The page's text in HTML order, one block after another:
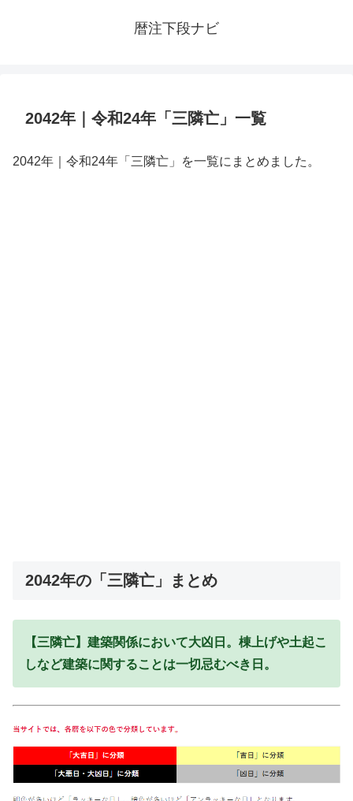
暦注下段ナビ
2042年｜令和24年「三隣亡」一覧
2042年｜令和24年「三隣亡」を一覧にまとめました。
2042年の「三隣亡」まとめ
【三隣亡】建築関係において大凶日。棟上げや土起こ
しなど建築に関することは一切忌むべき日。